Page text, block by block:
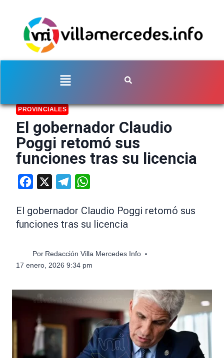
PROVINCIALES
El gobernador Claudio
Poggi retomó sus
funciones tras su licencia
Facebook Telegram
El gobernador Claudio Poggi retomó sus
funciones tras su licencia
Por Redacción Villa Mercedes Info
17 enero, 2026 9:34 pm